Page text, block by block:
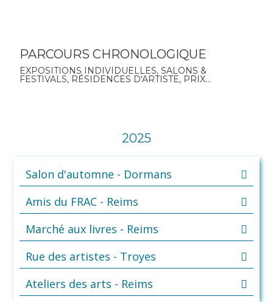
PARCOURS CHRONOLOGIQUE
EXPOSITIONS INDIVIDUELLES, SALONS &
FESTIVALS, RÉSIDENCES D'ARTISTE, PRIX...
2025
Salon d'automne - Dormans
Amis du FRAC - Reims
Marché aux livres - Reims
Rue des artistes - Troyes
Ateliers des arts - Reims